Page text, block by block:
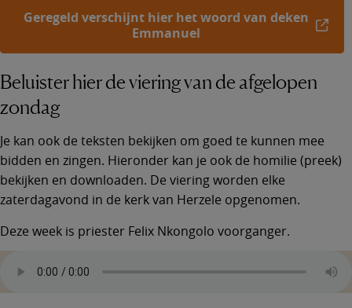
Geregeld verschijnt hier het woord van deken
Emmanuel
Beluister hier de viering van de afgelopen
zondag
Je kan ook de teksten bekijken om goed te kunnen mee
bidden en zingen. Hieronder kan je ook de homilie (preek)
bekijken en downloaden. De viering worden elke
zaterdagavond in de kerk van Herzele opgenomen.
Deze week is priester Felix Nkongolo voorganger.